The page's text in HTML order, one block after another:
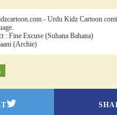
- Urdu Kidz Cartoon
: Fine Excuse (Suhana Bahana)
(Archie)